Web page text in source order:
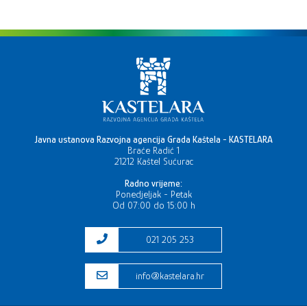
Javna ustanova Razvojna agencija Grada Kaštela - KASTELARA
Braće Radić 1
21212 Kaštel Sućurac
Radno vrijeme:
Ponedjeljak - Petak
Od 07:00 do 15:00 h
021 205 253
info@kastelara.hr